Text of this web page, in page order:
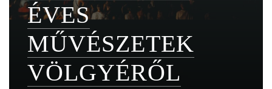
ÉVES
MŰVÉSZETEK
VÖLGYÉRŐL